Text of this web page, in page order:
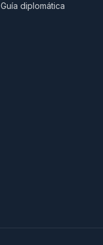
Guía diplomática